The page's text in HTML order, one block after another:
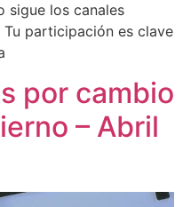
sigue los canales
Tu participación es clave
por cambio
– Abril